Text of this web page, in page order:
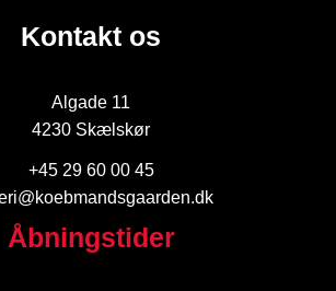
Kontakt os
Algade 11
4230 Skælskør
+45 29 60 00 45
Åbningstider